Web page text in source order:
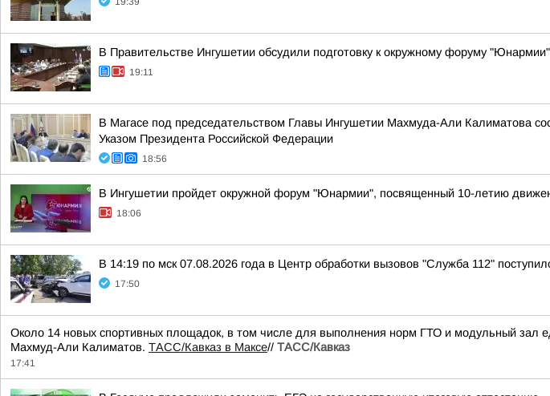
В Правительстве Ингушетии обсудили подготовку к окружному форуму "Юнармии"
19:11
В Магасе под председательством Главы Ингушетии Махмуда-Али Калиматова
Указом Президента Российской Федерации
18:56
В Ингушетии пройдет окружной форум "Юнармии", посвященный 10-летию
18:06
В 14:19 по мск 07.08.2026 года в Центр обработки вызовов "Служба 112"
17:50
Около 14 новых спортивных площадок, в том числе для выполнения норм ГТО и модульный зал
Махмуд-Али Калиматов. ТАСС/Кавказ в Максе// ТАСС/Кавказ
17:41